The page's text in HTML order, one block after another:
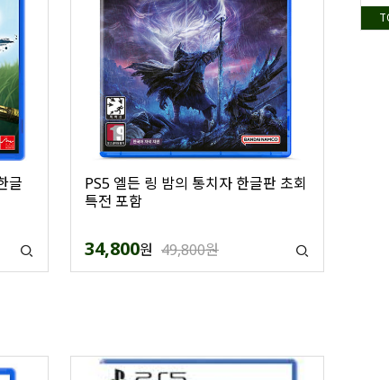
글
PS5 엘든 링 밤의 통치자 한글판 초회
특전 포함
34,800원 49,800원